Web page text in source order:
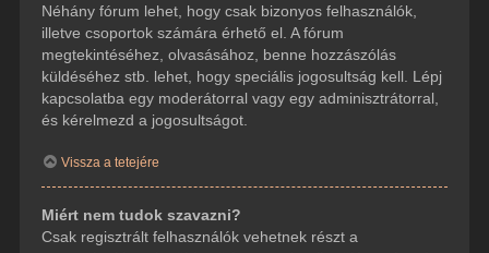
Néhány fórum lehet, hogy csak bizonyos felhasználók,
illetve csoportok számára érhető el. A fórum
megtekintéséhez, olvasásához, benne hozzászólás
küldéséhez stb. lehet, hogy speciális jogosultság kell. Lépj
kapcsolatba egy moderátorral vagy egy adminisztrátorral,
és kérelmezd a jogosultságot.
Vissza a tetejére
Miért nem tudok szavazni?
Csak regisztrált felhasználók vehetnek részt a